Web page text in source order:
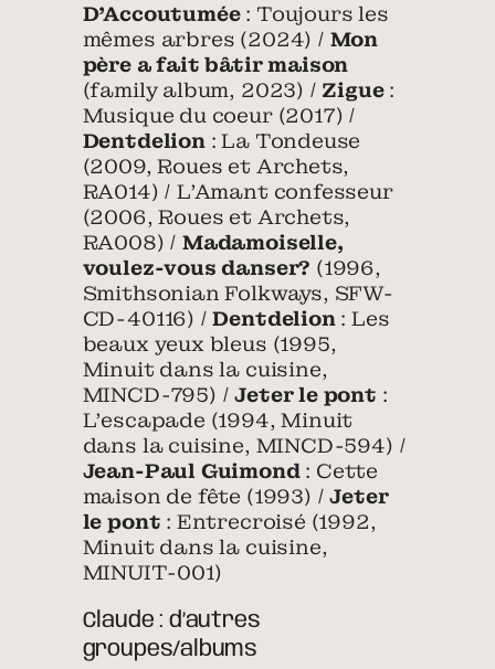
D’Accoutumée: Toujours les
mêmes arbres (2024) / Mon
père a fait bâtir maison
(family album, 2023) / Zigue:
Musique du coeur (2017) /
Dentdelion: La Tondeuse
(2009, Roues et Archets,
RA014) / L’Amant confesseur
(2006, Roues et Archets,
RA008) /Madamoiselle,
voulez-vous danser? (1996,
Smithsonian Folkways, SFW-
CD-40116) /Dentdelion: Les
beaux yeux bleus (1995,
Minuit dans la cuisine,
MINCD-795) /Jeter le pont :
L’escapade (1994, Minuit
dans la cuisine, MINCD-594) /
Jean-Paul Guimond: Cette
maison de fête (1993) /Jeter
le pont : Entrecroisé (1992,
Minuit dans la cuisine,
MINUIT-001)
Claude : d’autres
groupes/albums